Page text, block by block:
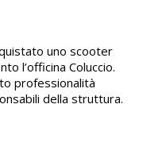
uno scooter
l’officina Coluccio.
professionalità
della struttura.